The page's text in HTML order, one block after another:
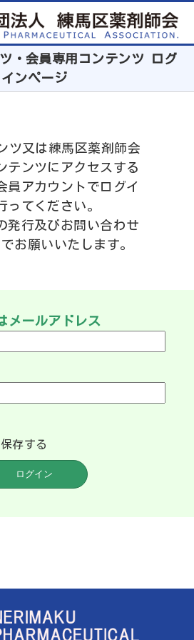
ツ・会員専用コンテンツ ログ
インページ
ツ又は練馬区薬剤師会
テンツにアクセスする
員アカウントでログイ
ってください。
発行及びお問い合わせ
お願いいたします。
メールアドレス
存する